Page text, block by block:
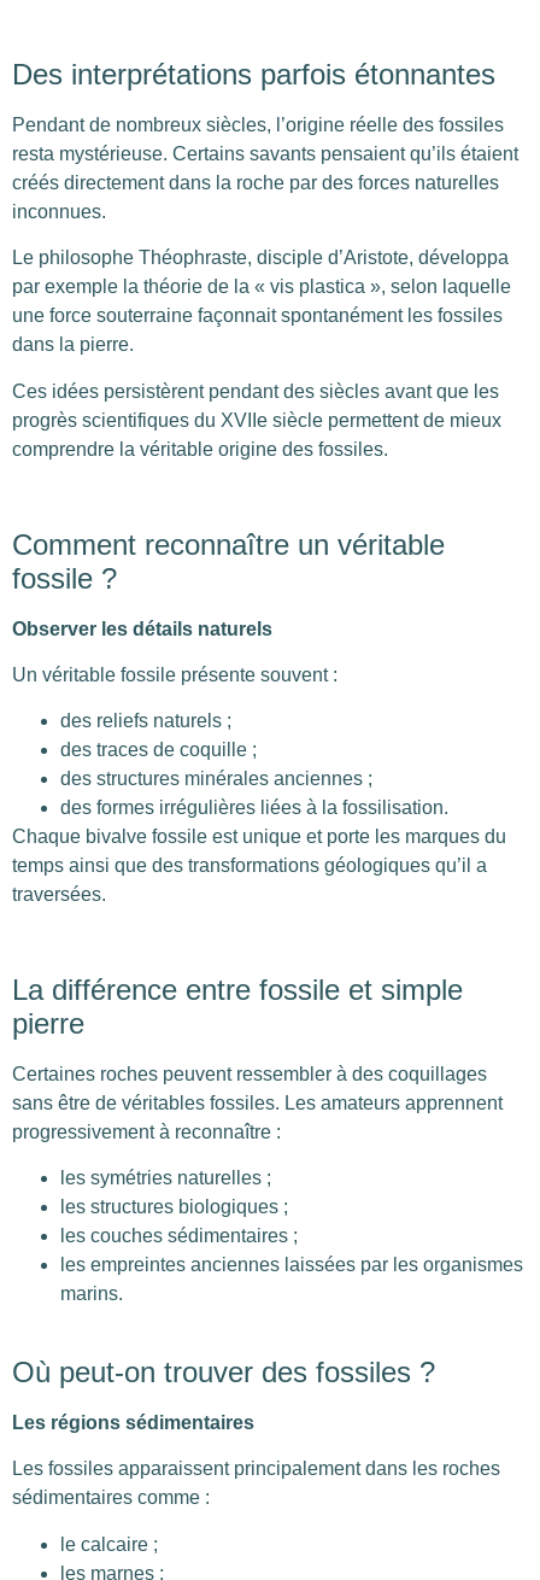
Des interprétations parfois étonnantes
Pendant de nombreux siècles, l’origine réelle des fossiles
resta mystérieuse. Certains savants pensaient qu’ils étaient
créés directement dans la roche par des forces naturelles
inconnues.
Le philosophe Théophraste, disciple d’Aristote, développa
par exemple la théorie de la « vis plastica », selon laquelle
une force souterraine façonnait spontanément les fossiles
dans la pierre.
Ces idées persistèrent pendant des siècles avant que les
progrès scientifiques du XVIIe siècle permettent de mieux
comprendre la véritable origine des fossiles.
Comment reconnaître un véritable
fossile ?
Observer les détails naturels
Un véritable fossile présente souvent :
des reliefs naturels ;
des traces de coquille ;
des structures minérales anciennes ;
des formes irrégulières liées à la fossilisation.
Chaque bivalve fossile est unique et porte les marques du
temps ainsi que des transformations géologiques qu’il a
traversées.
La différence entre fossile et simple
pierre
Certaines roches peuvent ressembler à des coquillages
sans être de véritables fossiles. Les amateurs apprennent
progressivement à reconnaître :
les symétries naturelles ;
les structures biologiques ;
les couches sédimentaires ;
les empreintes anciennes laissées par les organismes
marins.
Où peut-on trouver des fossiles ?
Les régions sédimentaires
Les fossiles apparaissent principalement dans les roches
sédimentaires comme :
le calcaire ;
les marnes ;